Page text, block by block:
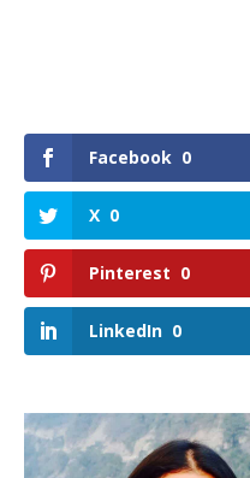
Facebook 0
X 0
Pinterest 0
LinkedIn 0